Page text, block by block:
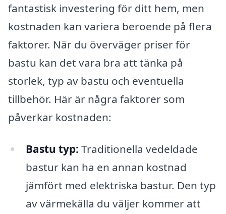
fantastisk investering för ditt hem, men
kostnaden kan variera beroende på flera
faktorer. När du överväger priser för
bastu kan det vara bra att tänka på
storlek, typ av bastu och eventuella
tillbehör. Här är några faktorer som
påverkar kostnaden:
Bastu typ: Traditionella vedeldade
bastur kan ha en annan kostnad
jämfört med elektriska bastur. Den typ
av värmekälla du väljer kommer att